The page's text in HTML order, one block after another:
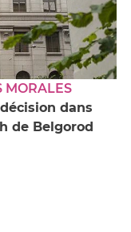
MORALES
dans
de Belgorod